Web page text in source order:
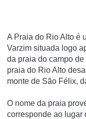
A Praia do Rio Alto é
Varzim situada logo
da praia do campo
praia do Rio Alto
monte de São Félix,
O nome da praia
corresponde ao lugar